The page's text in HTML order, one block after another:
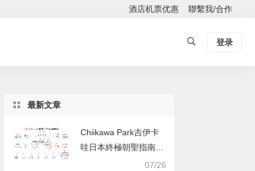
酒店机票优惠 聯繫我/合作
登录
最新文章
Chiikawa Park吉伊卡
哇日本終極朝聖指南：
從東京主題樂園到全國
07/26